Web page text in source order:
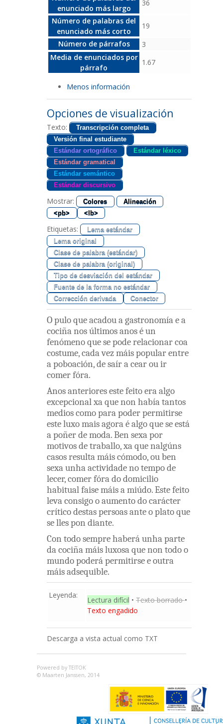
enunciado más largo
36
Número de palabras del
enunciado más corto
19
Número de párrafos
3
Media de enunciados por
párrafo
1.67
Menos información
Opciones de visualización
Texto:
Transcripción completa
Versión final estudiante
Estándar ortográfico
Estándar léxico
Estándar gramatical
Estándar semántico
Estándar discursivo
Mostrar: Colores
Alineación
<pb>
<lb>
Etiquetas:
Lema estándar
Lema original
Clase de palabra (estándar)
Clase de palabra (original)
Tipo de desviación del estándar
Fuente de la forma no estándar
Corrección derivada
Conector
Opuloqueacadouagastronomíaea
cociñanosúltimosanoséun
fenómenoquesepoderelacionarcoa
costume,cadavezmáispopularentre
apoboación,desaíracearouir
comerfóra.
Anosanterioresestefeitoeraalgo
excepcionalxaquenon habíatantos
medioscomoparapoderpermitirse
esteluxomaisagoraéalgoqueseestá
apoñerdemoda.Ben sexapor
motivosdetraballo,xaquenalgúns
casosresultamáiscómodo,ouben
sexaunhaactividadenotempode
lecer,comerfóradodomicilio
habitualfaisemáisamiúdo.Estefeito
levaconsigooaumentodocarácter
críticodestaspersoasanteoplatoque
sellespon diante.
Con todosemprehaberáunhaparte
dacociñamáisluxosaquenon todoo
mundopoderápermitirseeoutra
máisadsequible.
Leyenda:
Lectura difícil • Texto borrado •
Texto engadido
Descarga a vista actual como TXT
Powered by TEITOK
© Maarten Janssen, 2014